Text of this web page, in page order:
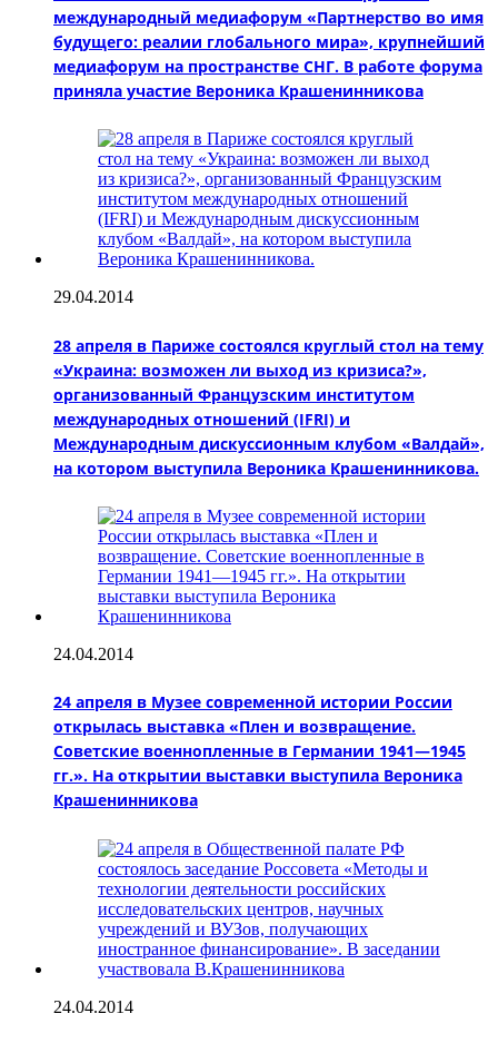
международный медиафорум «Партнерство во имя
будущего: реалии глобального мира», крупнейший
медиафорум на пространстве СНГ. В работе форума
приняла участие Вероника Крашенинникова
29.04.2014
28 апреля в Париже состоялся круглый стол на тему
«Украина: возможен ли выход из кризиса?»,
организованный Французским институтом
международных отношений (IFRI) и
Международным дискуссионным клубом «Валдай»,
на котором выступила Вероника Крашенинникова.
24.04.2014
24 апреля в Музее современной истории России
открылась выставка «Плен и возвращение.
Советские военнопленные в Германии 1941—1945
гг.». На открытии выставки выступила Вероника
Крашенинникова
24.04.2014